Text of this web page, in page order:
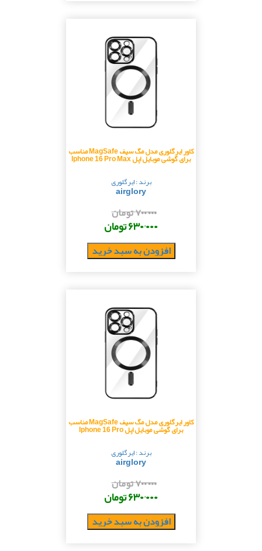
کاور ایرگلوری مدل مگ سیف MagSafe مناسب
برای گوشی موبایل اپل Iphone 16 Pro Max
برند : ایرگلوری
airglory
۷۰۰٬۰۰۰ تومان
۶۳۰٬۰۰۰ تومان
افزودن به سبد خرید
کاور ایرگلوری مدل مگ سیف MagSafe مناسب
برای گوشی موبایل اپل Iphone 16 Pro
برند : ایرگلوری
airglory
۷۰۰٬۰۰۰ تومان
۶۳۰٬۰۰۰ تومان
افزودن به سبد خرید